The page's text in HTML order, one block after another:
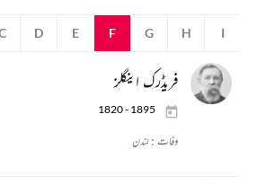
D E F G H I
فریڈرک اینگلز
1820 - 1895
وفات : لندن